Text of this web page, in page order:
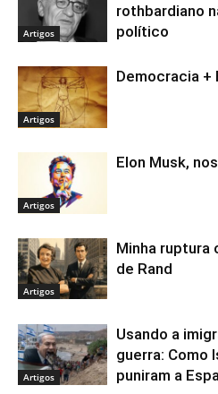
Artigos
rothbardiano
político
Artigos
Democracia +
Artigos
Elon Musk,
Artigos
Minha ruptura
de Rand
Artigos
Usando a
guerra: Como
puniram a